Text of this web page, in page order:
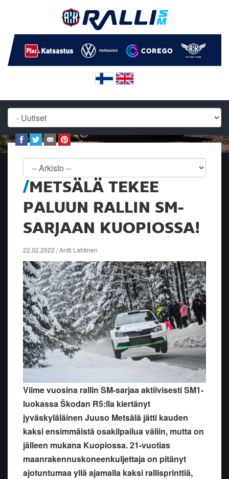
METSÄLÄ TEKEE
PALUUN RALLIN SM-
SARJAAN KUOPIOSSA!
22.02.2022 / Antti Lahtinen
Viime vuosina rallin SM-sarjaa aktiivisesti SM1-
luokassa Škodan R5:lla kiertänyt
jyväskyläläinen Juuso Metsälä jätti kauden
kaksi ensimmäistä osakilpailua väliin, mutta on
jälleen mukana Kuopiossa. 21-vuotias
maanrakennuskoneenkuljettaja on pitänyt
ajotuntumaa yllä ajamalla kaksi rallisprinttiä,